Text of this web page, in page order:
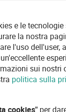
e le
la nostra
l'uso dell'user,
sui nostri
politica sulla
cookies" per